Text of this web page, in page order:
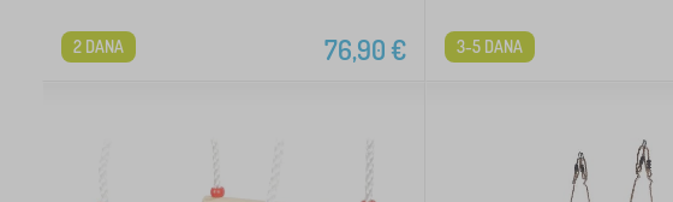
76,90€
2 DANA 3-5 DANA